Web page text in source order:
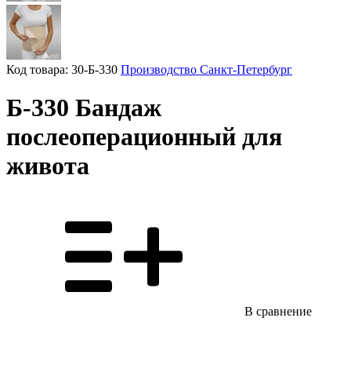
Код товара: 30-Б-330 Производство Санкт-Петербург
Б-330 Бандаж
послеоперационный для
живота
В сравнение